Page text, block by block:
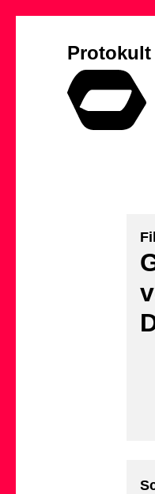
Protokult